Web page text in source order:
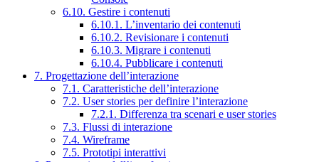
6.10. Gestire i contenuti
6.10.1. L’inventario dei contenuti
6.10.2. Revisionare i contenuti
6.10.3. Migrare i contenuti
6.10.4. Pubblicare i contenuti
7. Progettazione dell’interazione
7.1. Caratteristiche dell’interazione
7.2. User stories per definire l’interazione
7.2.1. Differenza tra scenari e user stories
7.3. Flussi di interazione
7.4. Wireframe
7.5. Prototipi interattivi